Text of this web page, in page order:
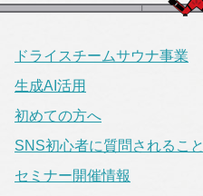
ドライスチームサウナ事業
生成AI活用
初めての方へ
SNS初心者に質問されること
セミナー開催情報